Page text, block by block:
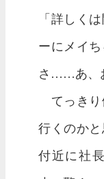
「詳しく
ーにメイ
さ……あ、
てっきり
行くのか
付近に社